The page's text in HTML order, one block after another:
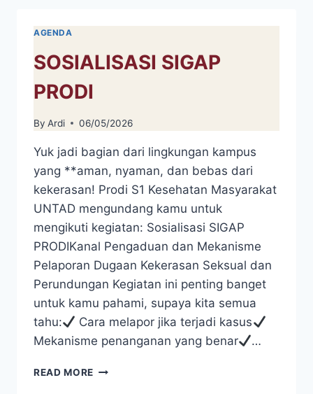
T.
AKASE
AGENDA
SOSIALISASI SIGAP
PRODI
By Ardi 06/05/2026
Yuk jadi bagian dari lingkungan kampus
yang **aman, nyaman, dan bebas dari
kekerasan! Prodi S1 Kesehatan Masyarakat
UNTAD mengundang kamu untuk
mengikuti kegiatan: Sosialisasi SIGAP
PRODIKanal Pengaduan dan Mekanisme
Pelaporan Dugaan Kekerasan Seksual dan
Perundungan Kegiatan ini penting banget
untuk kamu pahami, supaya kita semua
tahu:
Cara melapor jika terjadi kasus
Mekanisme penanganan yang benar
…
READ MORE SOSIALISASI